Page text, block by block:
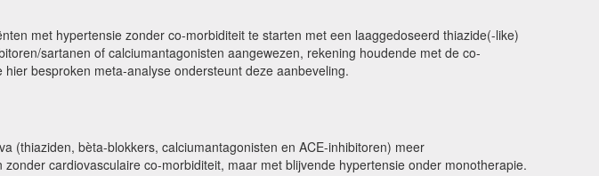
met hypertensie zonder co-morbiditeit te starten met een laaggedoseerd thiazide(-like)
sartanen of calciumantagonisten aangewezen, rekening houdende met de co-
hier besproken meta-analyse ondersteunt deze aanbeveling.
(thiaziden, bèta-blokkers, calciumantagonisten en ACE-inhibitoren) meer
cardiovasculaire co-morbiditeit, maar met blijvende hypertensie onder monotherapie.